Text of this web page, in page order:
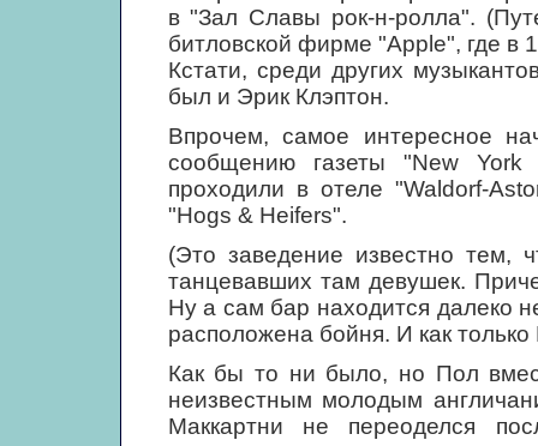
в "Зал Славы рок-н-ролла".
битловской фирме "Apple", где в
Кстати, среди других
был и Эрик Клэптон.
Впрочем, самое интересное
сообщению газеты "New York
проходили в отеле "Waldorf-
"Hogs & Heifers".
(Это заведение известно тем,
танцевавших там девушек.
Ну а сам бар находится далеко
расположена бойня. И как
Как бы то ни было, но Пол
неизвестным молодым
Маккартни не переоделся